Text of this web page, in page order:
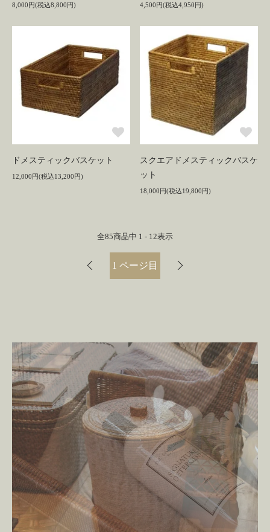
8,000円(税込8,800円) 4,500円(税込4,950円)
ドメスティックバスケット
12,000円(税込13,200円)
スクエアドメスティックバスケ
ット
18,000円(税込19,800円)
全85商品中 1 - 12表示
1 ページ目